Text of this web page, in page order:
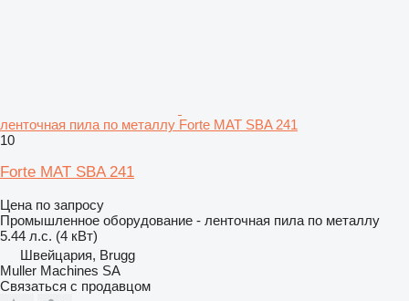
ленточная пила по металлу Forte MAT SBA 241
10
Forte MAT SBA 241
Цена по запросу
Промышленное оборудование - ленточная пила по металлу
5.44 л.с. (4 кВт)
Швейцария, Brugg
Muller Machines SA
Связаться с продавцом